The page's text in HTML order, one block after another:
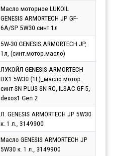
Масло моторное LUKOIL
GENESIS ARMORTECH JP GF-
6A/SP 5W30 синт.1л
5W-30 GENESIS ARMORTECH JP,
1л, (синт.мотор.масло)
ЛУКОЙЛ GENESIS ARMORTECH
DX1 5W30 (1L)_масло мотор.
синт SN PLUS SN-RC, ILSAC GF-5,
dexos1 Gen 2
Л. GENESIS ARMORTECH JP 5W30
к. 1 л., 3149900
Масло GENESIS ARMORTECH JP
5W30 к. 1 л., 3149900